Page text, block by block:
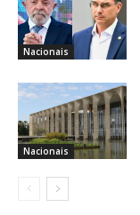
Nacionais
Nacionais